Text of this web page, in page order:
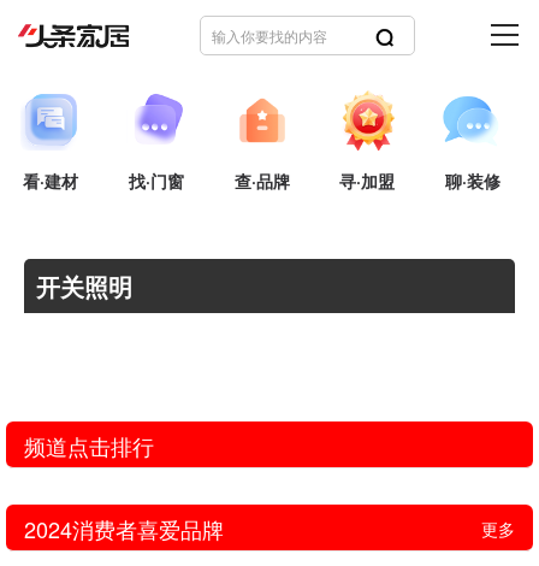
看·建材 找·门窗 查·品牌 寻·加盟 聊·装修
开关照明
频道点击排行
2024消费者喜爱品牌 更多